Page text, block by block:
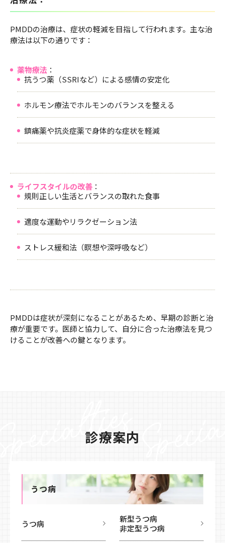
PMDDの治療は、症状の軽減を目指して行われます。主な治
療法は以下の通りです：
薬物療法 ：
抗うつ薬（SSRIなど）による感情の安定化
ホルモン療法でホルモンのバランスを整える
鎮痛薬や抗炎症薬で身体的な症状を軽減
ライフスタイルの改善 ：
規則正しい生活とバランスの取れた食事
適度な運動やリラクゼーション法
ストレス緩和法（瞑想や深呼吸など）
PMDDは症状が深刻になることがあるため、早期の診断と治
療が重要です。医師と協力して、自分に合った治療法を見つ
けることが改善への鍵となります。
診療案内
うつ病
うつ病
新型うつ病
非定型うつ病